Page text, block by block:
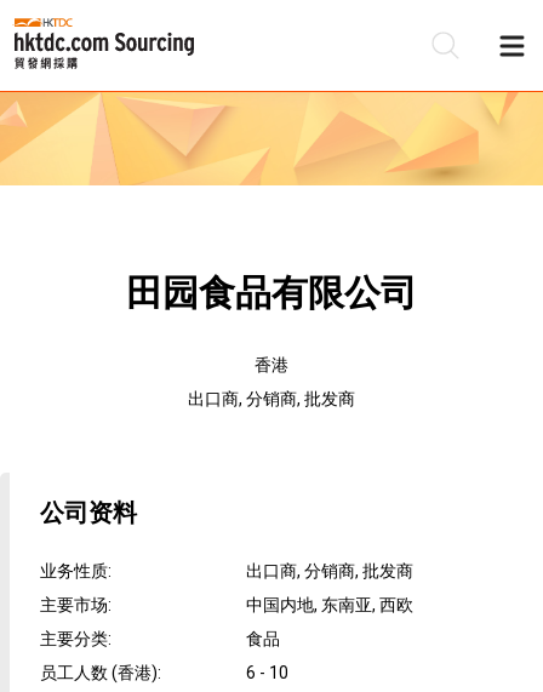
田园食品有限公司
香港
出口商, 分销商, 批发商
公司资料
业务性质:
出口商, 分销商, 批发商
主要市场:
中国内地, 东南亚, 西欧
主要分类:
食品
员工人数 (香港):
6 - 10